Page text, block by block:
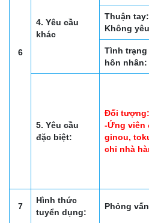
6
4. Yêu cầu
khác
Thuận tay:
Không
Tình trạng
hôn nhân:
5. Yêu cầu
đặc biệt:
Đối
-Ứng viên
ginou,
chỉ nhà
7
Hình thức
tuyển dụng:
Phỏng